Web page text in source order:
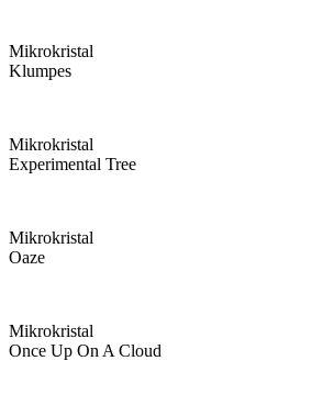
Mikrokristal
Klumpes
Mikrokristal
Experimental Tree
Mikrokristal
Oaze
Mikrokristal
Once Up On A Cloud